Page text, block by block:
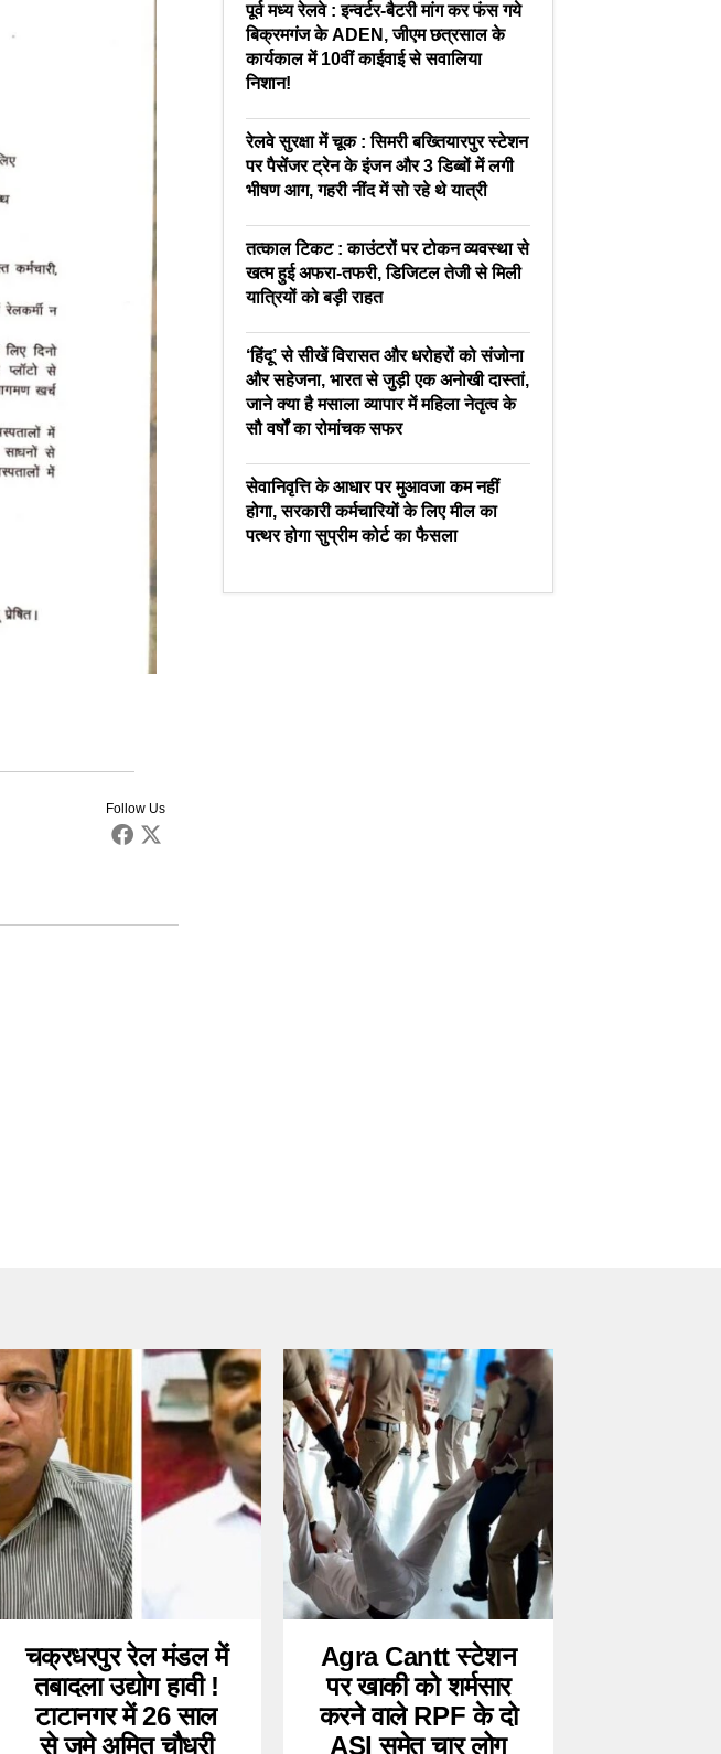
Follow Us
पूर्व मध्य रेलवे : इन्वर्टर-बैटरी मांग कर फंस गये
बिक्रमगंज के ADEN, जीएम छत्रसाल के
कार्यकाल में 10वीं काईवाई से सवालिया
निशान!
रेलवे सुरक्षा में चूक : सिमरी बख्तियारपुर स्टेशन
पर पैसेंजर ट्रेन के इंजन और 3 डिब्बों में लगी
भीषण आग, गहरी नींद में सो रहे थे यात्री
तत्काल टिकट : काउंटरों पर टोकन व्यवस्था से
खत्म हुई अफरा-तफरी, डिजिटल तेजी से मिली
यात्रियों को बड़ी राहत
‘हिंदू’ से सीखें विरासत और धरोहरों को संजोना
और सहेजना, भारत से जुड़ी एक अनोखी दास्तां,
जाने क्या है मसाला व्यापार में महिला नेतृत्व के
सौ वर्षों का रोमांचक सफर
सेवानिवृत्ति के आधार पर मुआवजा कम नहीं
होगा, सरकारी कर्मचारियों के लिए मील का
पत्थर होगा सुप्रीम कोर्ट का फैसला
चक्रधरपुर रेल मंडल में
तबादला उद्योग हावी !
टाटानगर में 26 साल
से जमे अमित चौधरी
Agra Cantt स्टेशन
पर खाकी को शर्मसार
करने वाले RPF के दो
ASI समेत चार लोग